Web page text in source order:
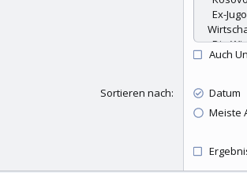
Auch
Sortieren nach
Datum
Meiste